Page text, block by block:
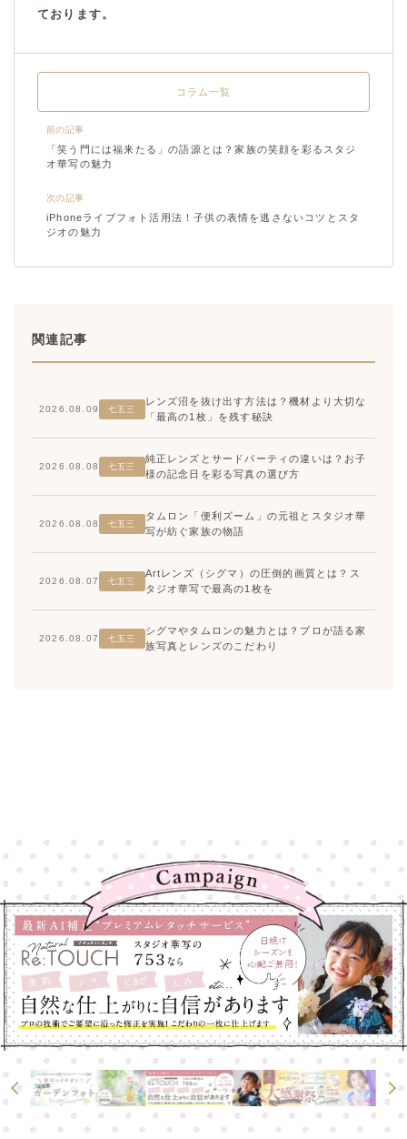
ております。
前の記事
「笑う門には福来たる」の語源とは？家族の笑顔を彩るスタジ
オ華写の魅力
コラム一覧
次の記事
iPhoneライブフォト活用法！子供の表情を逃さないコツとスタ
ジオの魅力
関連記事
2026.08.09 七五三
レンズ沼を抜け出す方法は？機材より大切な
「最高の1枚」を残す秘訣
2026.08.08 七五三
純正レンズとサードパーティの違いは？お子
様の記念日を彩る写真の選び方
2026.08.08 七五三
タムロン「便利ズーム」の元祖とスタジオ華
写が紡ぐ家族の物語
2026.08.07 七五三
Artレンズ（シグマ）の圧倒的画質とは？ス
タジオ華写で最高の1枚を
2026.08.07 七五三
シグマやタムロンの魅力とは？プロが語る家
族写真とレンズのこだわり